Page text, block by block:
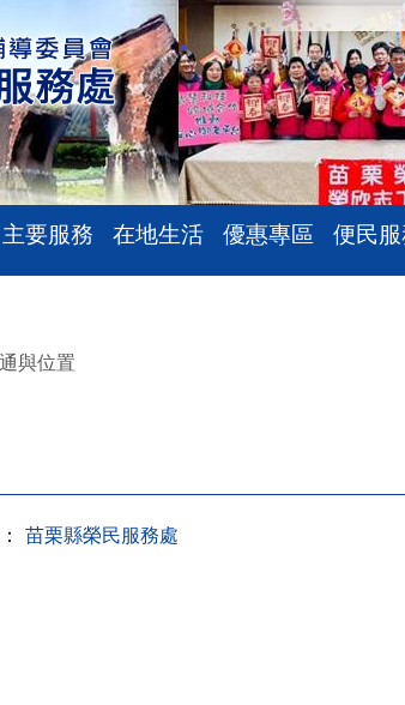
主要服務 在地生活 優惠專區 便民服
與位置
苗栗縣榮民服務處